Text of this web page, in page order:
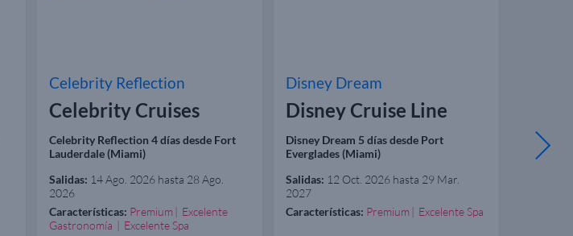
Celebrity Reflection
Celebrity Cruises
Celebrity Reflection 4 días desde Fort
Lauderdale (Miami)
Salidas: 14 Ago. 2026 hasta 28 Ago.
2026
Características: Premium
Excelente
Gastronomía
Excelente Spa
Disney Dream
Disney Cruise Line
Disney Dream 5 días desde Port
Everglades (Miami)
Salidas: 12 Oct. 2026 hasta 29 Mar.
2027
Características: Premium Excelente Spa